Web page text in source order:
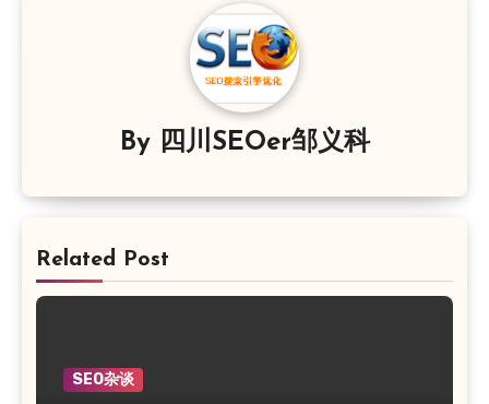
By 四川SEOer邹义科
Related Post
SEO杂谈